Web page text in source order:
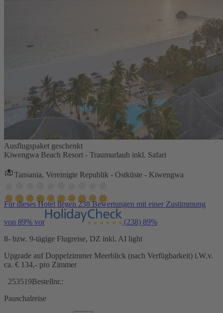
Ausflugspaket geschenkt
Kiwengwa Beach Resort - Traumurlaub inkl. Safari
Tansania, Vereinigte Republik - Ostküste - Kiwengwa
Für dieses Hotel liegen 238 Bewertungen mit einer Zustimmung
von 89% vor (238) 89%
8- bzw. 9-tägige Flugreise, DZ inkl. AI light
Upgrade auf Doppelzimmer Meerblick (nach Verfügbarkeit) i.W.v.
ca. € 134,- pro Zimmer
253519Bestellnr.:
Pauschalreise